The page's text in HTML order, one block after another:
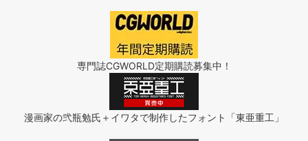
専門誌CGWORLD定期購読募集中！
漫画家の弐瓶勉氏＋イワタで制作したフォント「東亜重工」